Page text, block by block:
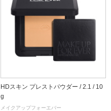
HDスキン プレストパウダー / 2.1 / 10
g
メイクアップフォーエバー